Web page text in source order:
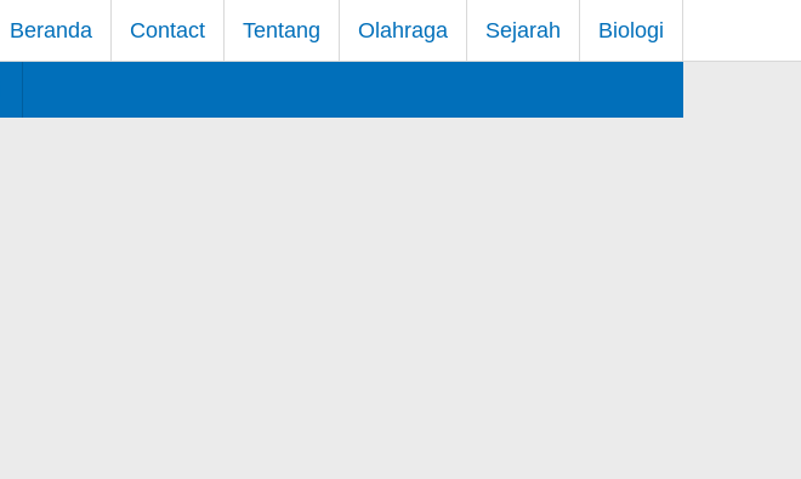
Beranda Contact Tentang Olahraga Sejarah Biologi